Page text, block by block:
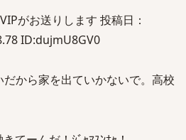
がお送りします 投稿日：
ID:dujmU8GV0
から家を出ていかないで。高校